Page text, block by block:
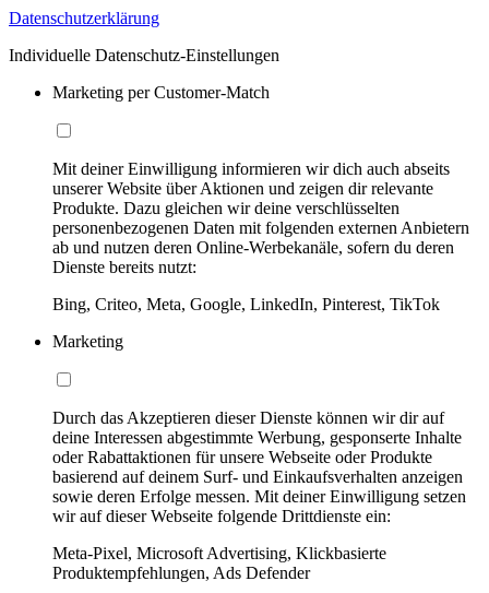
Datenschutzerklärung
Individuelle Datenschutz-Einstellungen
Marketing per Customer-Match
Mit deiner Einwilligung informieren wir dich auch abseits
unserer Website über Aktionen und zeigen dir relevante
Produkte. Dazu gleichen wir deine verschlüsselten
personenbezogenen Daten mit folgenden externen Anbietern
ab und nutzen deren Online-Werbekanäle, sofern du deren
Dienste bereits nutzt:
Bing, Criteo, Meta, Google, LinkedIn, Pinterest, TikTok
Marketing
Durch das Akzeptieren dieser Dienste können wir dir auf
deine Interessen abgestimmte Werbung, gesponserte Inhalte
oder Rabattaktionen für unsere Webseite oder Produkte
basierend auf deinem Surf- und Einkaufsverhalten anzeigen
sowie deren Erfolge messen. Mit deiner Einwilligung setzen
wir auf dieser Webseite folgende Drittdienste ein:
Meta-Pixel, Microsoft Advertising, Klickbasierte
Produktempfehlungen, Ads Defender